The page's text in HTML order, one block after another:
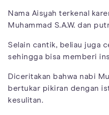
Nama Aisyah terkenal
Muhammad S.A.W. dan
Selain cantik, beliau juga
sehingga bisa memberi
Diceritakan bahwa nabi
bertukar pikiran dengan
kesulitan.